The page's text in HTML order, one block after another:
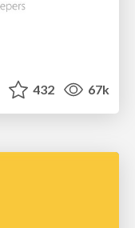
432 67k